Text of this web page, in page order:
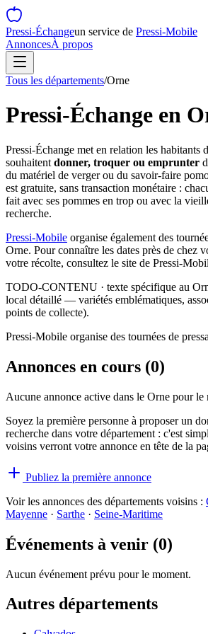
Pressi-Échangeun service de Pressi-Mobile
AnnoncesÀ propos
Tous les départements/Orne
Pressi-Échange en
Pressi-Échange met en relation les habitants
souhaitent donner, troquer ou emprunter
du matériel de verger ou du savoir-faire
est gratuite, sans transaction monétaire :
fait avec ses pommes en trop ou avec la
recherche.
Pressi-Mobile organise également des
Orne. Pour connaître les dates près de chez
votre récolte, consultez le site de Pressi-
TODO-CONTENU · texte spécifique au
local détaillé — variétés emblématiques,
points de collecte).
Pressi-Mobile organise des tournées de
Annonces en cours (0)
Aucune annonce active dans le Orne pour le
Soyez la première personne à proposer un
recherche dans votre département : c'est
voisins verront votre annonce en tête de la
Publiez la première annonce
Voir les annonces des départements voisins :
Mayenne · Sarthe · Seine-Maritime
Événements à venir (0)
Aucun événement prévu pour le moment.
Autres départements